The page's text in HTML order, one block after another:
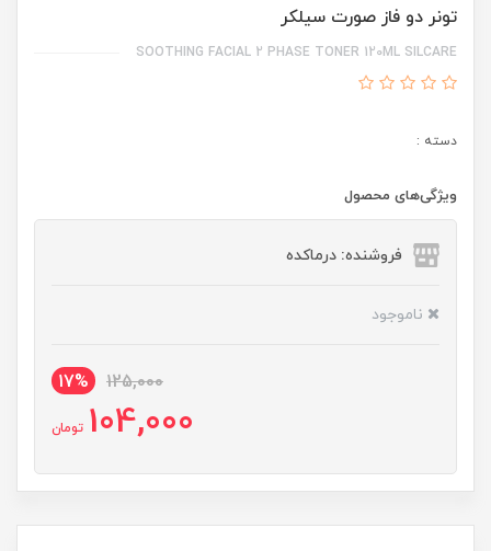
تونر دو فاز صورت سیلکر
SOOTHING FACIAL 2 PHASE TONER 120ML SILCARE
دسته :
ویژگی‌های محصول
فروشنده: درماکده
ناموجود
125,000
17%
104,000 تومان